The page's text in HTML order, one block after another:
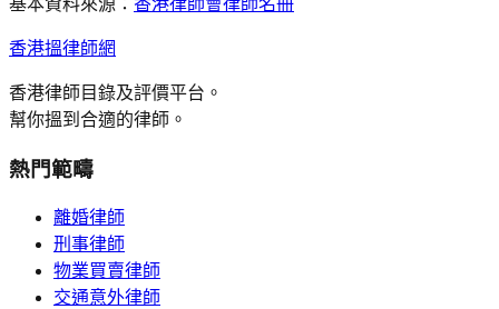
香港搵律師網
香港律師目錄及評價平台。
幫你搵到合適的律師。
熱門範疇
離婚律師
刑事律師
物業買賣律師
交通意外律師